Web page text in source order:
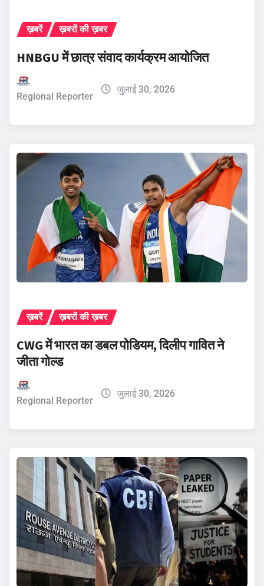
ख़बरें ख़बरों की ख़बर
HNBGU में छात्र संवाद कार्यक्रम आयोजित
Regional Reporter
जुलाई 30, 2026
ख़बरें ख़बरों की ख़बर
CWG में भारत का डबल पोडियम, दिलीप गावित ने
जीता गोल्ड
Regional Reporter
जुलाई 30, 2026